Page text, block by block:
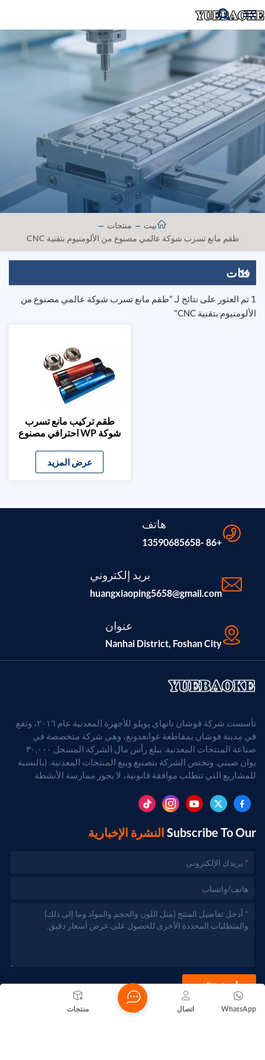
بيت
منتجات
طقم مانع تسرب شوكة عالمي مصنوع من الألومنيوم بتقنية CNC
فئات
1 تم العثور على نتائج لـ "طقم مانع تسرب شوكة عالمي مصنوع من
الألومنيوم بتقنية CNC"
طقم تركيب مانع تسرب
شوكة WP احترافي مصنوع
عرض المزيد
هاتف
+86 -13590685658
بريد إلكتروني
huangxiaoping5658@gmail.com
عنوان
Nanhai District, Foshan City
تأسست شركة فوشان نانهاي يويلو للأجهزة المعدنية عام ٢٠١٦، وتقع
في مدينة فوشان بمقاطعة غوانغدونغ، وهي شركة متخصصة في
صناعة المنتجات المعدنية. يبلغ رأس مال الشركة المسجل ٣٠,٠٠٠
يوان صيني. وتختص الشركة بتصنيع وبيع المنتجات المعدنية. (بالنسبة
للمشاريع التي تتطلب موافقة قانونية، لا يجوز ممارسة الأنشطة
Subscribe To Our النشرة الإخبارية
أرسل الآن
منتجات WhatsApp اتصال